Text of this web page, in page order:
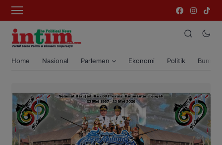
Home Nasional Parlemen Ekonomi Politik Bumi